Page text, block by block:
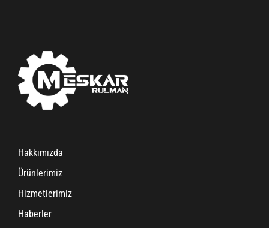
Hakkımızda
Ürünlerimiz
Hizmetlerimiz
Haberler